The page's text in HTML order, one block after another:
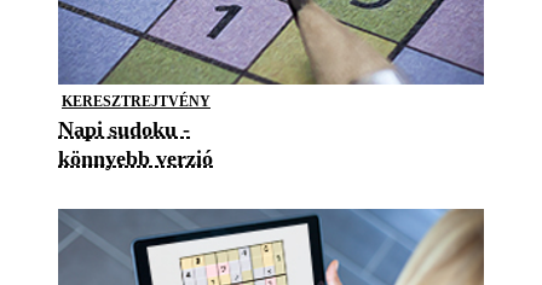
KERESZTREJTVÉNY
Napi sudoku -
könnyebb verzió